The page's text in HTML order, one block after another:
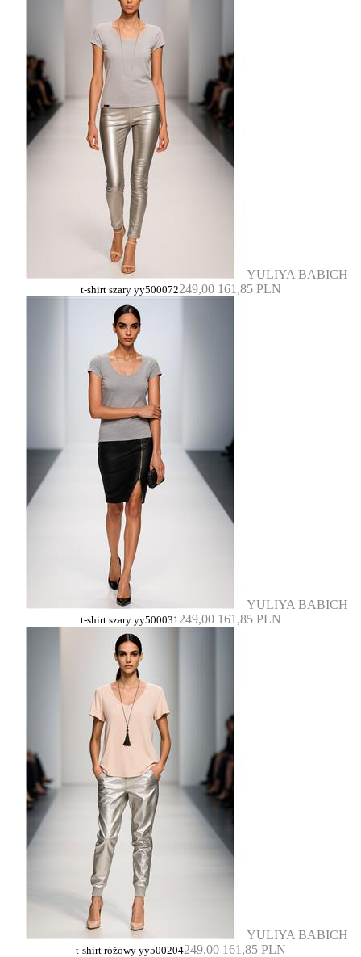
YULIYA BABICH
t-shirt szary yy500072249,00 161,85 PLN
YULIYA BABICH
t-shirt szary yy500031249,00 161,85 PLN
YULIYA BABICH
t-shirt różowy yy500204249,00 161,85 PLN